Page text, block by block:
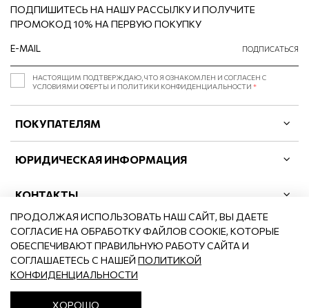
ПОКУПАТЕЛЯМ
ЮРИДИЧЕСКАЯ ИНФОРМАЦИЯ
КОНТАКТЫ
ПОДПИШИТЕСЬ НА НАШУ РАССЫЛКУ И ПОЛУЧИТЕ
ПРОМОКОД 10% НА ПЕРВУЮ ПОКУПКУ
ПОДПИСАТЬСЯ
НАСТОЯЩИМ ПОДТВЕРЖДАЮ, ЧТО Я ОЗНАКОМЛЕН И СОГЛАСЕН С
УСЛОВИЯМИ ОФЕРТЫ И ПОЛИТИКИ КОНФИДЕНЦИАЛЬНОСТИ*
©2026BCLB.RU
ПРОДОЛЖАЯ ИСПОЛЬЗОВАТЬ НАШ САЙТ, ВЫ ДАЕТЕ
СОГЛАСИЕ НА ОБРАБОТКУ ФАЙЛОВ COOKIE, КОТОРЫЕ
ОБЕСПЕЧИВАЮТ ПРАВИЛЬНУЮ РАБОТУ САЙТА И
СОГЛАШАЕТЕСЬ С НАШЕЙ ПОЛИТИКОЙ
КОНФИДЕНЦИАЛЬНОСТИ
ХОРОШО